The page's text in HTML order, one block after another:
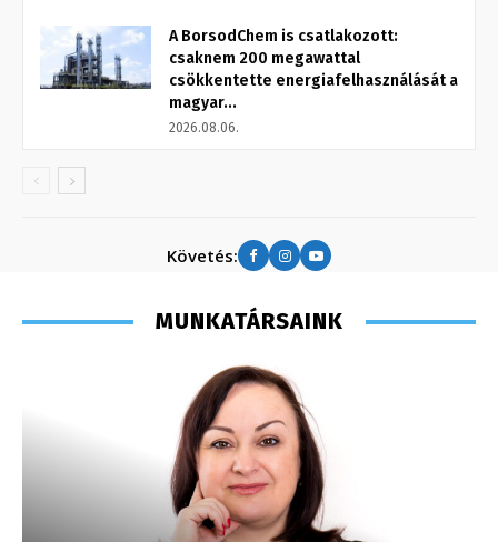
A BorsodChem is csatlakozott:
csaknem 200 megawattal
csökkentette energiafelhasználását a
magyar...
2026.08.06.
Követés:
MUNKATÁRSAINK